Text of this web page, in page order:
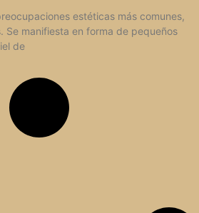
estéticas más comunes,
Se manifiesta en forma de pequeños
de